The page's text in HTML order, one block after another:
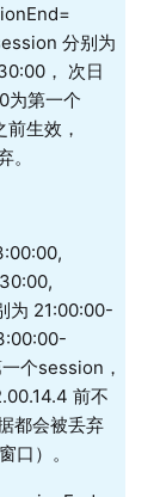
分别为
， 次日
为第一个
生效，
为 21:00:00-
个session，
前不
都会被丢弃
口）。